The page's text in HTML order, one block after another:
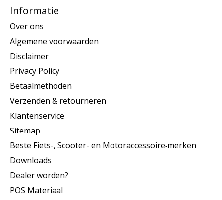
Informatie
Over ons
Algemene voorwaarden
Disclaimer
Privacy Policy
Betaalmethoden
Verzenden & retourneren
Klantenservice
Sitemap
Beste Fiets-, Scooter- en Motoraccessoire‑merken
Downloads
Dealer worden?
POS Materiaal